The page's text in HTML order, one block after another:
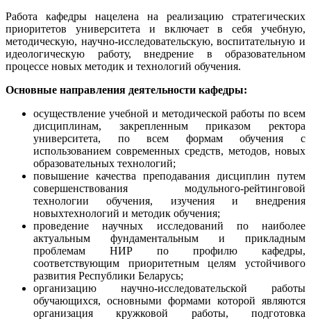
Работа кафедры нацелена на реализацию стратегических
приоритетов университета и включает в себя учебную,
методическую, научно-исследовательскую, воспитательную и
идеологическую работу, внедрение в образовательном
процессе новых методик и технологий обучения.
Основные направления деятельности кафедры:
осуществление учебной и методической работы по всем
дисциплинам, закрепленным приказом ректора
университета, по всем формам обучения с
использованием современных средств, методов, новых
образовательных технологий;
повышение качества преподавания дисциплин путем
совершенствования модульного-рейтинговой
технологии обучения, изученияи внедрения
новыхтехнологий и методик обучения;
проведение научных исследований по наиболее
актуальным фундаментальным и прикладным
проблемам НИР по профилю кафедры,
соответствующим приоритетным целям устойчивого
развития Республики Беларусь;
организацию научно-исследовательской работы
обучающихся, основными формами которой являются
организация кружковой работы, подготовка